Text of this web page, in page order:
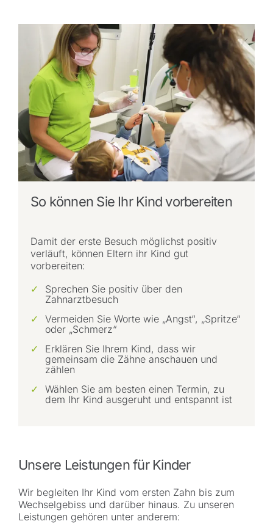
So können Sie Ihr Kind vorbereiten
Damit der erste Besuch möglichst positiv
verläuft, können Eltern ihr Kind gut
vorbereiten:
Sprechen Sie positiv über den
Zahnarztbesuch
Vermeiden Sie Worte wie „Angst“, „Spritze“
oder „Schmerz“
Erklären Sie Ihrem Kind, dass wir
gemeinsam die Zähne anschauen und
zählen
Wählen Sie am besten einen Termin, zu
dem Ihr Kind ausgeruht und entspannt ist
Unsere Leistungen für Kinder
Wir begleiten Ihr Kind vom ersten Zahn bis zum
Wechselgebiss und darüber hinaus. Zu unseren
Leistungen gehören unter anderem: